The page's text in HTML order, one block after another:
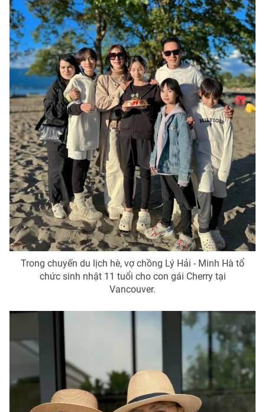
Trong chuyến du lịch hè, vợ chồng Lý Hải - Minh Hà tổ
chức sinh nhật 11 tuổi cho con gái Cherry tại
Vancouver.